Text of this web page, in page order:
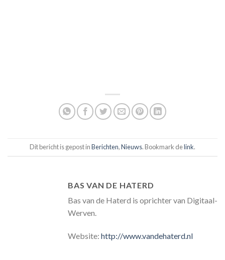
Dit bericht is gepost inBerichten,Nieuws. Bookmark delink.
BAS VAN DE HATERD
Bas van de Haterd is oprichter van Digitaal-
Werven.
Website: http://www.vandehaterd.nl